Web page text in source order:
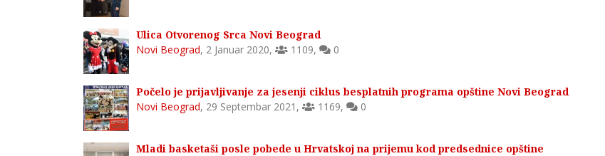
Ulica Otvorenog Srca Novi Beograd
Novi Beograd, 2 Januar 2020, 1109, 0
Počelo je prijavljivanje za jesenji ciklus besplatnih programa opštine Novi Beograd
Novi Beograd, 29 Septembar 2021 , 1169, 0
Mladi basketaši posle pobede u Hrvatskoj na prijemu kod predsednice opštine